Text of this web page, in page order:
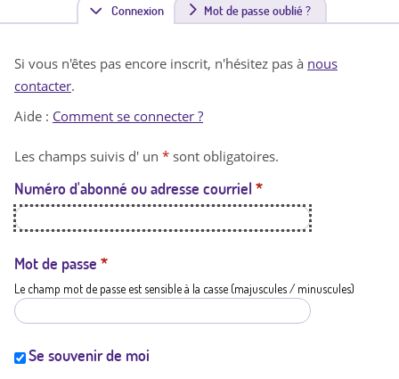
Connexion(
n
t
a
t
i
Mot de passe oublié ?
Si vous n'êtes pas encore inscrit, n'hésitez pas à nous
contacter.
Aide : Comment se connecter ?
Les champs suivis d' un * sont obligatoires.
Numéro d'abonné ou adresse courriel *
Mot de passe *
Le champ mot de passe est sensible à la casse (majuscules / minuscules)
Se souvenir de moi